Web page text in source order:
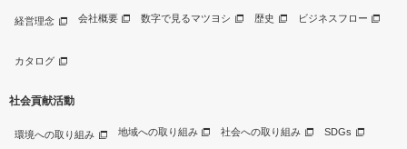
経営理念 会社概要 数字で見るマツヨシ 歴史 ビジネスフロー
カタログ
社会貢献活動
環境への取り組み 地域への取り組み 社会への取り組み SDGs